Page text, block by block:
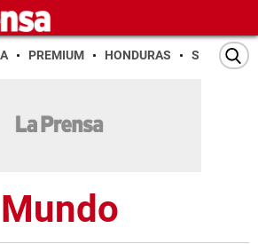
PREMIUM HONDURAS SAN PEDRO
Mundo